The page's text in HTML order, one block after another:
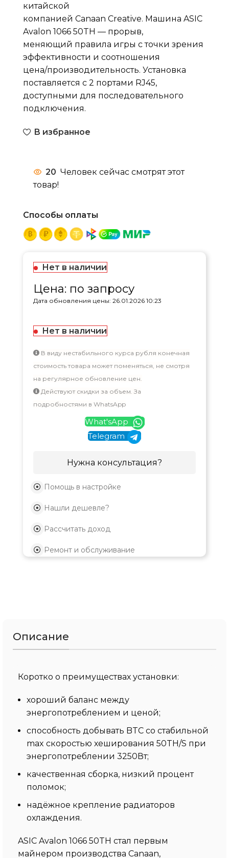
китайской
компанией Canaan Creative. Машина ASIC
Avalon 1066 50TH — прорыв,
меняющий правила игры с точки зрения
эффективности и соотношения
цена/производительность. Установка
поставляется с 2 портами RJ45,
доступными для последовательного
подключения.
В избранное
20 Человек сейчас смотрят этот
товар!
Способы оплаты
Нет в наличии
Цена: по запросу
Дата обновления цены: 26.01.2026 10:23
Нет в наличии
В виду нестабильного курса рубля конечная
стоимость товара может поменяться, не смотря
на регулярное обновление цен.
Действуют скидки за объем. За
подробностями в WhatsApp
What'sApp
Telegram
Нужна консультация?
Помощь в настройке
Нашли дешевле?
Рассчитать доход
Ремонт и обслуживание
Описание
Коротко о преимуществах установки:
хороший баланс между
энергопотреблением и ценой;
способность добывать BTC со стабильной
max скоростью хеширования 50TH/S при
энергопотреблении 3250Вт;
качественная сборка, низкий процент
поломок;
надёжное крепление радиаторов
охлаждения.
ASIC Avalon 1066 50TH стал первым
майнером производства Canaan,